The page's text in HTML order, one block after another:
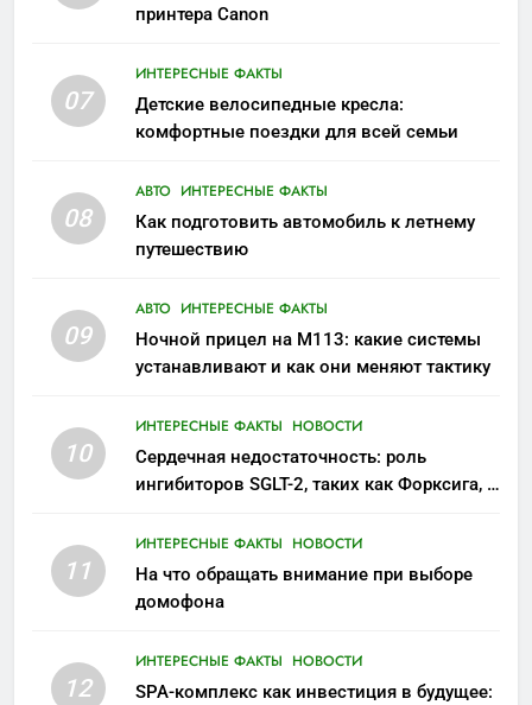
принтера Canon
07
ИНТЕРЕСНЫЕ ФАКТЫ
Детские велосипедные кресла:
комфортные поездки для всей семьи
08
АВТО ИНТЕРЕСНЫЕ ФАКТЫ
Как подготовить автомобиль к летнему
путешествию
09
АВТО ИНТЕРЕСНЫЕ ФАКТЫ
Ночной прицел на M113: какие системы
устанавливают и как они меняют тактику
10
ИНТЕРЕСНЫЕ ФАКТЫ НОВОСТИ
Сердечная недостаточность: роль
ингибиторов SGLT-2, таких как Форксига, в
11
ИНТЕРЕСНЫЕ ФАКТЫ НОВОСТИ
На что обращать внимание при выборе
домофона
12
ИНТЕРЕСНЫЕ ФАКТЫ НОВОСТИ
SPA-комплекс как инвестиция в будущее: